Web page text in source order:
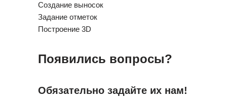
Создание выносок
Задание отметок
Построение 3D
Появились вопросы?
Обязательно задайте их нам!